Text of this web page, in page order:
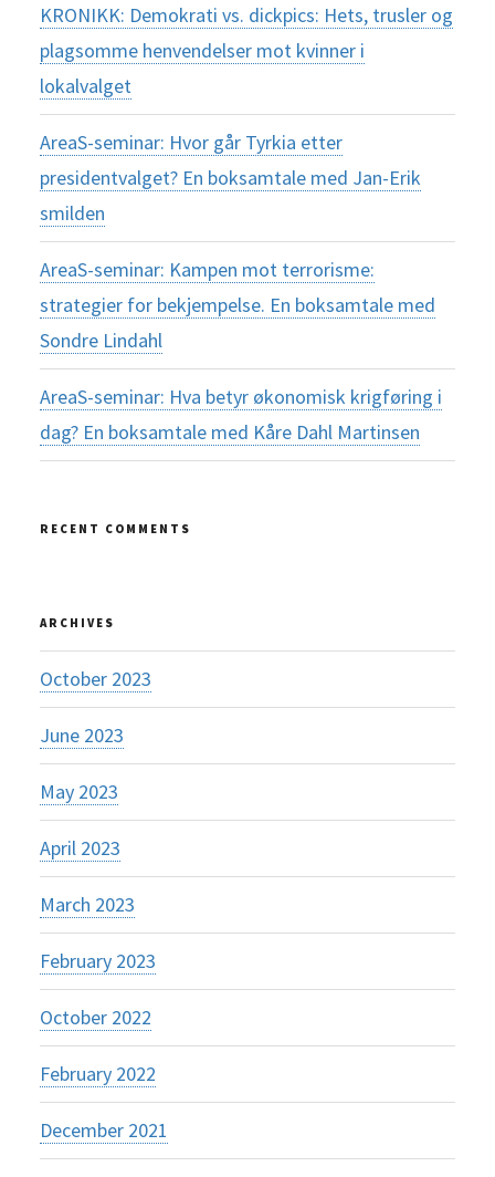
KRONIKK: Demokrati vs. dickpics: Hets, trusler og
plagsomme henvendelser mot kvinner i
lokalvalget
AreaS-seminar: Hvor går Tyrkia etter
presidentvalget? En boksamtale med Jan-Erik
smilden
AreaS-seminar: Kampen mot terrorisme:
strategier for bekjempelse. En boksamtale med
Sondre Lindahl
AreaS-seminar: Hva betyr økonomisk krigføring i
dag? En boksamtale med Kåre Dahl Martinsen
RECENT COMMENTS
ARCHIVES
October 2023
June 2023
May 2023
April 2023
March 2023
February 2023
October 2022
February 2022
December 2021